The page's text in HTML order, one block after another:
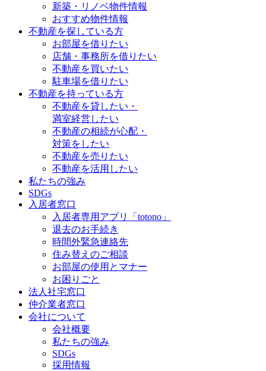
新築・リノベ物件情報
おすすめ物件情報
不動産を探している方
お部屋を借りたい
店舗・事務所を借りたい
不動産を買いたい
駐車場を借りたい
不動産を持っている方
不動産を貸したい・
満室経営したい
不動産の相続が心配・
対策をしたい
不動産を売りたい
不動産を活用したい
私たちの強み
SDGs
入居者窓口
入居者専用アプリ「totono」
退去のお手続き
時間外緊急連絡先
住み替えのご相談
お部屋の使用とマナー
お困りごと
法人社宅窓口
仲介業者窓口
会社について
会社概要
私たちの強み
SDGs
採用情報